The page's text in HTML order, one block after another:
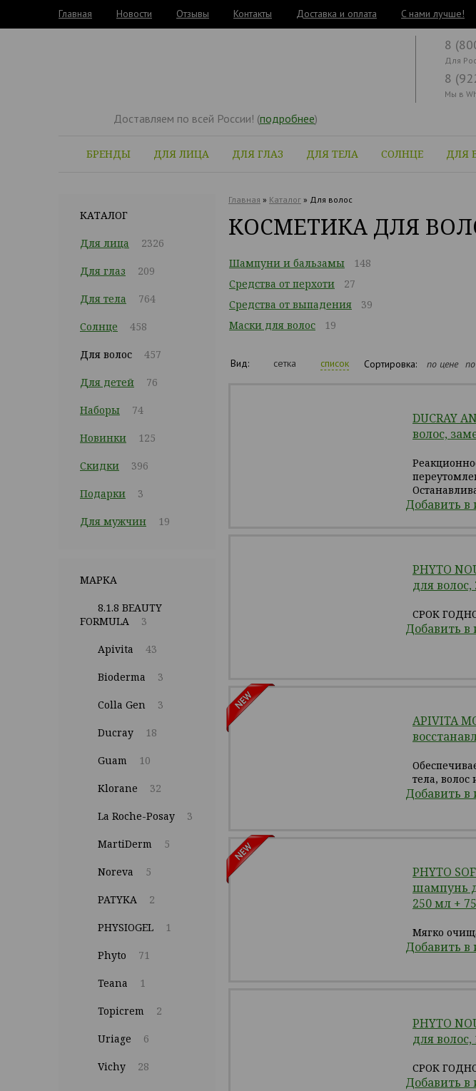
Главная Новости Отзывы Контакты Доставка и оплата C нами лучше!
Доставляем по всей России! (подробнее)
БРЕНДЫ ДЛЯ ЛИЦА ДЛЯ ГЛАЗ ДЛЯ ТЕЛА СОЛНЦЕ ДЛЯ
8
Для
8
Мы в
КАТАЛОГ
Для лица 2326
Для глаз 209
Для тела 764
Солнце 458
Для волос 457
Для детей 76
Наборы 74
Новинки 125
Скидки 396
Подарки 3
Для мужчин 19
МАРКА
8.1.8 BEAUTY
FORMULA
3
Apivita 43
Bioderma 3
Colla Gen 3
Ducray 18
Guam 10
Klorane 32
La Roche-Posay 3
MartiDerm 5
Noreva 5
PATYKA 2
PHYSIOGEL 1
Phyto 71
Teana 1
Topicrem 2
Uriage 6
Vichy 28
Главная » Каталог » Для волос
КОСМЕТИКА ДЛЯ
Шампуни и бальзамы
148
Средства от перхоти
27
Средства от выпадения
39
Маски для волос
19
Вид: сетка список Сортировка: по цене
DUCRAY
волос,
Добавить в
PHYTO
для
СРОК
Добавить в
APIVITA
тела, волос
Добавить в
PHYTO
шампунь
250 мл +
Мягко
Добавить в
PHYTO
для
СРОК
Добавить в